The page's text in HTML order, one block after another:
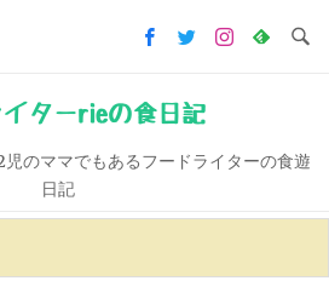
イターrieの食日記
のママでもあるフードライターの食遊
日記